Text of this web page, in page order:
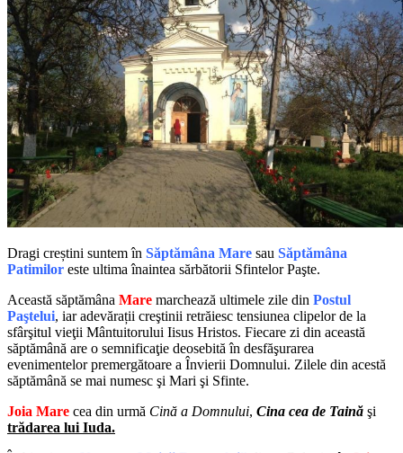
Dragi creștini suntem în Săptămâna Mare sau Săptămâna
Patimilor este ultima înaintea sărbătorii Sfintelor Paşte.
Această săptămâna Mare marchează ultimele zile din Postul
Paştelui, iar adevărații creştinii retrăiesc tensiunea clipelor de la
sfârşitul vieţii Mântuitorului Iisus Hristos. Fiecare zi din această
săptămână are o semnificaţie deosebită în desfăşurarea
evenimentelor premergătoare a Învierii Domnului. Zilele din acestă
săptămână se mai numesc şi Mari şi Sfinte.
Joia Mare cea din urmă Cină a Domnului, Cina cea de Taină şi
trădarea lui Iuda.